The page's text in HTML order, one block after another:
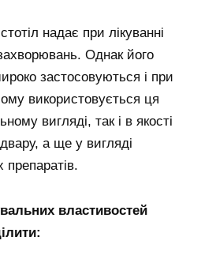
надає при лікуванні
Однак його
застосовуються і при
використовується ця
вигляді, так і в якості
а ще у вигляді
препаратів.
властивостей